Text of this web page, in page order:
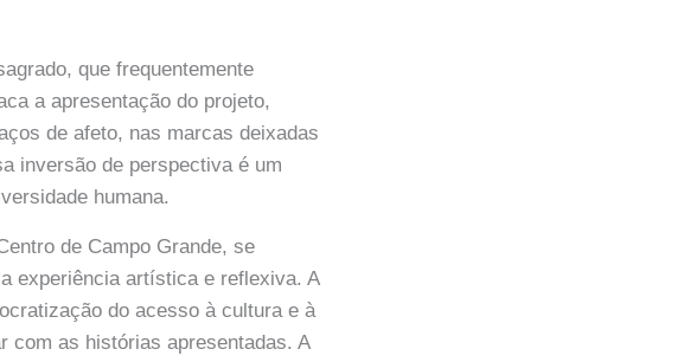
que frequentemente
a apresentação do projeto,
de afeto, nas marcas deixadas
inversão de perspectiva é um
humana.
de Campo Grande, se
experiência artística e reflexiva. A
do acesso à cultura e à
com as histórias apresentadas. A